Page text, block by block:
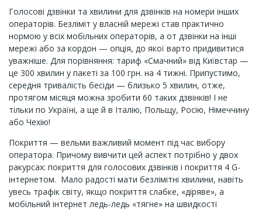
Голосові дзвінки та хвилини для дзвінків на номери інших
операторів. Безліміт у власній мережі став практично
нормою у всіх мобільних операторів, а от дзвінки на інші
мережі або за кордон — опція, до якої варто придивитися
уважніше. Для порівняння: тариф «Смачний» від Київстар —
це 300 хвилин у пакеті за 100 грн. на 4 тижні. Припустимо,
середня тривалість бесіди — близько 5 хвилин, отже,
протягом місяця можна зробити 60 таких дзвінків! І не
тільки по Україні, а ще й в Італію, Польщу, Росію, Німеччину
або Чехію!
Покриття — вельми важливий момент під час вибору
оператора. Причому вивчити цей аспект потрібно у двох
ракурсах: покриття для голосових дзвінків і покриття 4 G-
інтернетом. Мало радості мати безлімітні хвилини, навіть
увесь трафік світу, якщо покриття слабке, «діряве», а
мобільний інтернет ледь-ледь «тягне» на швидкості